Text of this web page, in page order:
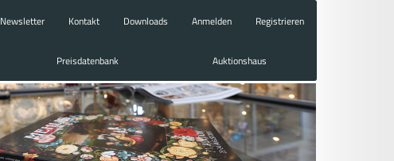
Newsletter Kontakt Downloads Anmelden Registrieren
Preisdatenbank Auktionshaus